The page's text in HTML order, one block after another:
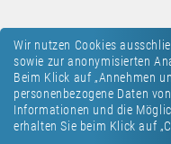
Wir nutzen Cookies
sowie zur anonymisierten
Beim Klick auf „Annehmen
personenbezogene Daten
Informationen und die
erhalten Sie beim Klick auf